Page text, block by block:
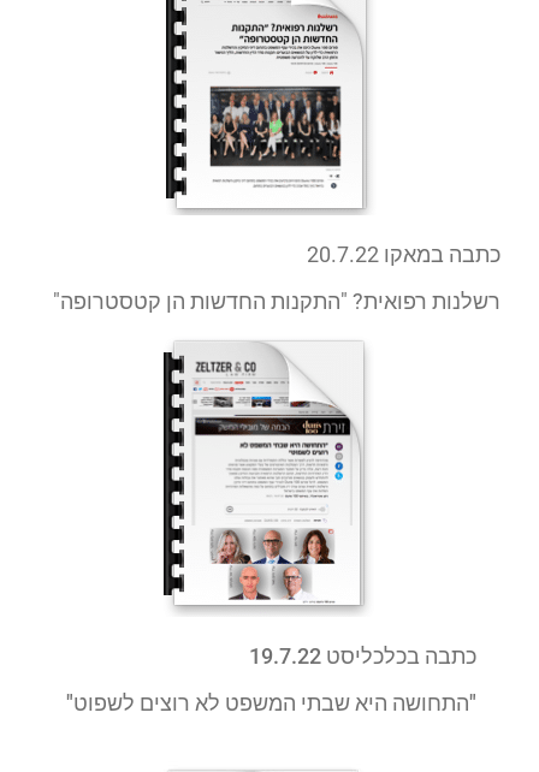
כתבה במאקו 20.7.22
רשלנות רפואית? "התקנות החדשות הן קטסטרופה"
כתבה בכלכליסט 19.7.22
"התחושה היא שבתי המשפט לא רוצים לשפוט"